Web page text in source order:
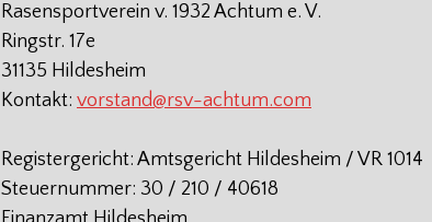
Rasensportverein v. 1932 Achtum e. V.
Ringstr. 17e
31135 Hildesheim
Kontakt: vorstand@rsv-achtum.com
Registergericht: Amtsgericht Hildesheim / VR 1014
Steuernummer: 30 / 210 / 40618